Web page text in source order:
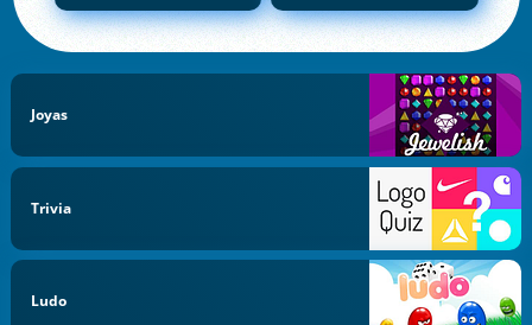
Joyas
Trivia
Ludo